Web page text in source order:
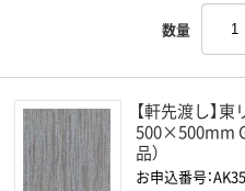
数量
【軒先渡し】
500×500mm
品）
お申込番号：